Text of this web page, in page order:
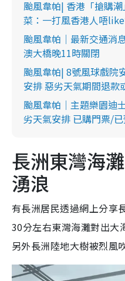
颱風韋帕| 香港「搶購
菜：一打風香港人唔like
颱風韋帕｜最新交通消
澳大橋晚11時關閉
颱風韋帕| 8號風球戲院
安排 惡劣天氣期間退款
颱風韋帕｜主題樂園迪
劣天氣安排 已購門票/
長洲東灣海
湧浪
有長洲居民透過網上分享
30分左右東灣海灘對出大
另外長洲陸地大樹被烈風